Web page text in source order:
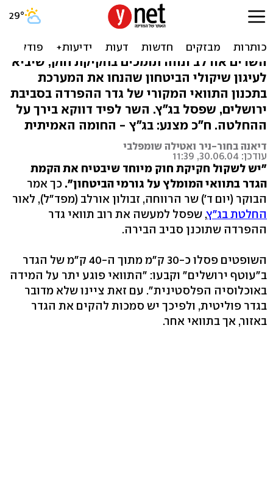
שרים: לשקול חקיקת עוקף
בג"ץ בעקבות ביטול התוואי
השרים אורלב ונווה תומכים בחקיקת חוק, שיביא
לעיגון שיקולי הביטחון שהנחו את המערכת
בתכנון התוואי המקורי של גדר ההפרדה בסביבת
ירושלים, שפסל בג"ץ. השר לפיד דווקא בירך על
ההחלטה. ח"כ מצנע: בג"ץ - החומה האמיתית
דיאנה בחור-ניר ואטילה שומפלבי
עודכן: 30.06.04, 11:39
"יש לשקול חקיקת חוק מיוחד שיבטיח את הקמת
הגדר בתוואי המומלץ על גורמי הביטחון". כך אמר
הבוקר (יום ד') שר הרווחה, זבולון אורלב (מפד"ל), לאור
החלטת בג"ץ, שפסל למעשה את רוב תוואי גדר
ההפרדה שתוכנן סביב הבירה.
השופטים פסלו כ-30 ק"מ מתוך ה-40 ק"מ של הגדר
ב"עוטף ירושלים" וקבעו: "התוואי פוגע יתר על המידה
באוכלוסיה הפלסטינית". עם זאת ציינו שלא מדובר
בגדר פוליטית, ולפיכך יש סמכות להקים את הגדר
באזור, אך בתוואי אחר.